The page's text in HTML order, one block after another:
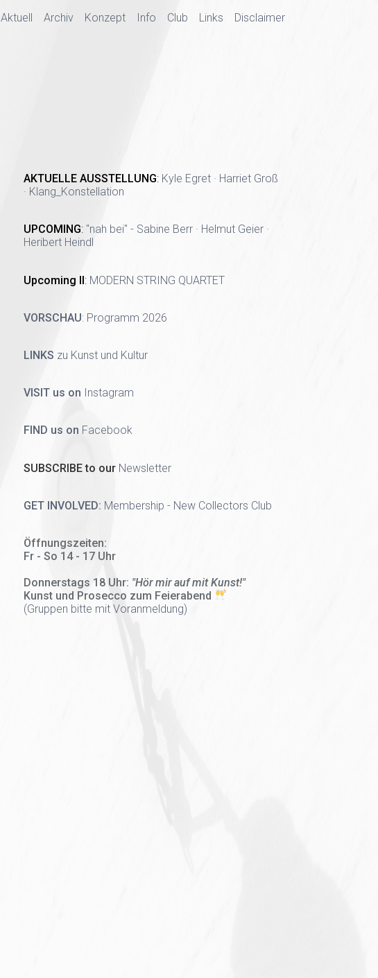
Aktuell Archiv Konzept Info Club Links Disclaimer
AKTUELLE AUSSTELLUNG: Kyle Egret · Harriet Groß
· Klang_Konstellation
UPCOMING: "nah bei" - Sabine Berr · Helmut Geier ·
Heribert Heindl
Upcoming II: MODERN STRING QUARTET
VORSCHAU: Programm 2026
LINKS zu Kunst und Kultur
VISIT us on Instagram
FIND us on Facebook
SUBSCRIBE to our Newsletter
GET INVOLVED: Membership - New Collectors Club
Öffnungszeiten:
Fr - So 14 - 17 Uhr
Donnerstags 18 Uhr: "Hör mir auf mit Kunst!"
Kunst und Prosecco zum Feierabend
(Gruppen bitte mit Voranmeldung)